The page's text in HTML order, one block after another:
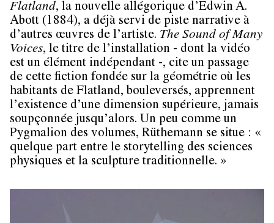
Flatland, la nouvelle allégorique d’Edwin A.
Abott (1884), a déjà servi de piste narrative à
d’autres œuvres de l’artiste. The Sound of Many
Voices, le titre de l’installation - dont la vidéo
est un élément indépendant -, cite un passage
de cette fiction fondée sur la géométrie où les
habitants de Flatland, bouleversés, apprennent
l’existence d’une dimension supérieure, jamais
soupçonnée jusqu’alors. Un peu comme un
Pygmalion des volumes, Rüthemann se situe : «
quelque part entre le storytelling des sciences
physiques et la sculpture traditionnelle. »